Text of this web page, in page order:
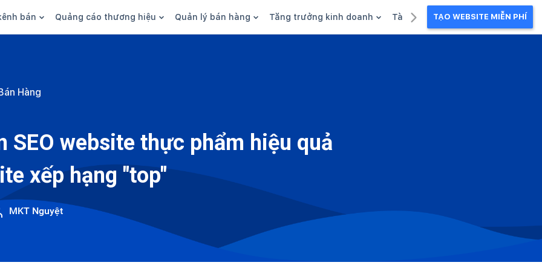
bán
social
sàn
Quảng cáo thương hiệu
Thương hiệu/Brand
Quản lý bán hàng
Tài chính
Nhân viên
Tăng trưởng kinh doanh Tài liệu kinh doanhTẠO WEBSITE MIỄN PHÍ
Hàng
SEO website thực phẩm hiệu quả
xếp hạng "top"
MKT Nguyệt